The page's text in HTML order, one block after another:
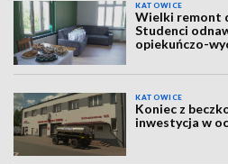
KATOWICE
Wielki remont
Studenci
opiekuńczo-
KATOWICE
Koniec z
inwestycja w